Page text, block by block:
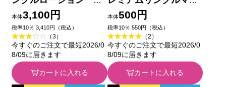
イストつめかえ １５０
ｍｌ (医薬部外品)
本体3,100円
税率10％ 3,410円（税込）
（3）
今すぐのご注文で最短2026/0
8/09に届きます
カートに入れる
ク １枚 (医薬部外品)
本体500円
税率10％ 550円（税込）
（2）
今すぐのご注文で最短2026/0
8/09に届きます
カートに入れる